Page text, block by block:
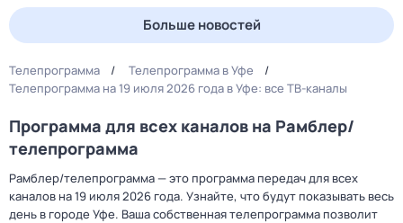
Больше новостей
Телепрограмма
Телепрограмма в Уфе
Телепрограмма на 19 июля 2026 года в Уфе: все ТВ-каналы
Программа для всех каналов на Рамблер/
телепрограмма
Рамблер/телепрограмма — это программа передач для всех
каналов на 19 июля 2026 года. Узнайте, что будут показывать весь
день в городе Уфе. Ваша собственная телепрограмма позволит